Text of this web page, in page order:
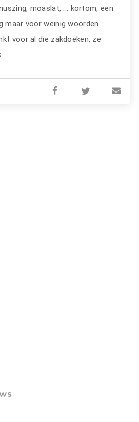
moaslat, ... kortom, een
maar voor weinig woorden
voor al die zakdoeken, ze